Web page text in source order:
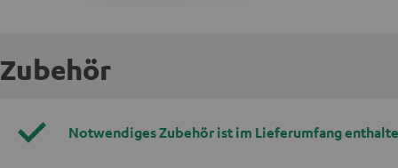
Zubehör
Notwendiges Zubehör ist im Lieferumfang